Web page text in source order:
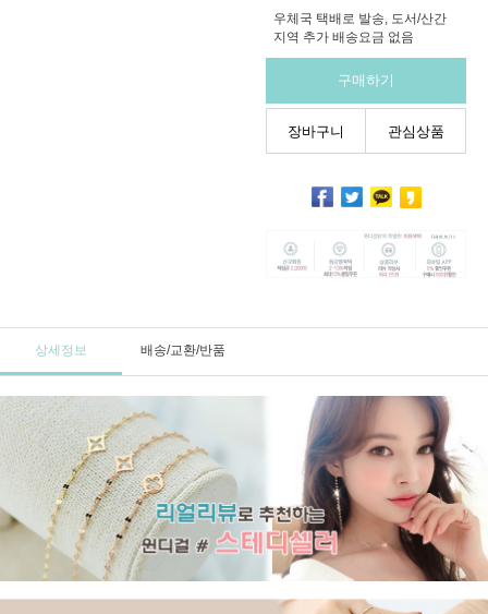
우체국 택배로 발송, 도서/산간
지역 추가 배송요금 없음
구매하기
장바구니 관심상품
상세정보 배송/교환/반품